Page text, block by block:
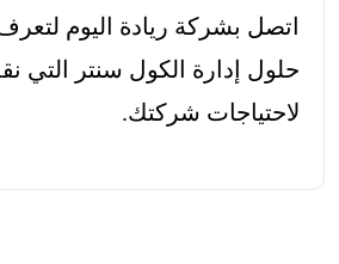
اتصل بشركة ريادة اليوم
حلول إدارة الكول سنتر التي
لاحتياجات شركتك.